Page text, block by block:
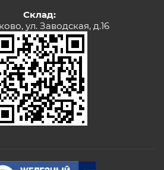
Склад:
ул. Заводская, д.16